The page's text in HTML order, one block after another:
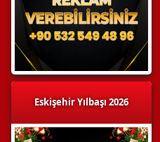
Eskişehir Yılbaşı 2026